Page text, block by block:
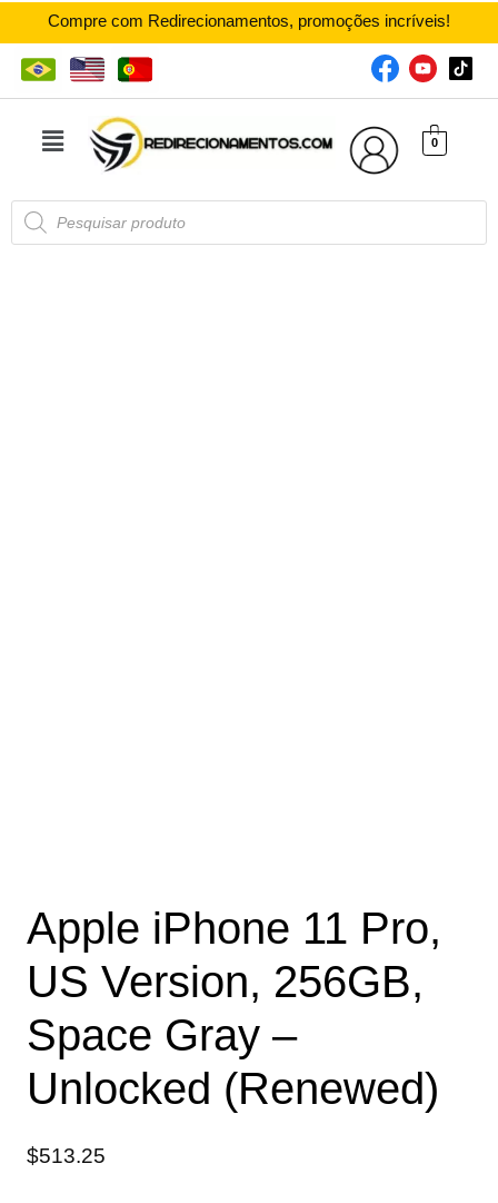
Compre com Redirecionamentos, promoções incríveis!
0
Apple iPhone 11 Pro,
US Version, 256GB,
Space Gray –
Unlocked (Renewed)
$513.25